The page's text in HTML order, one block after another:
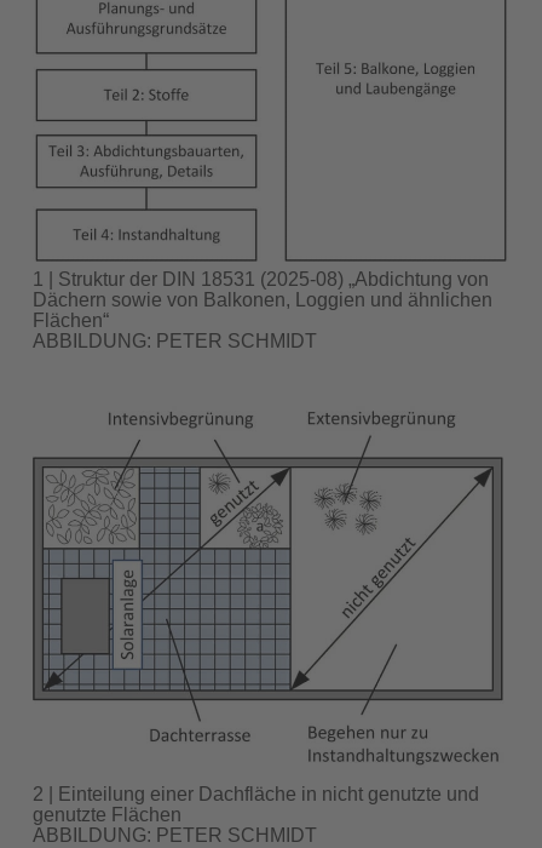
1 | Struktur der DIN 18531 (2025-08) „Abdichtung von
Dächern sowie von Balkonen, Loggien und ähnlichen
Flächen“
ABBILDUNG: PETER SCHMIDT
2 | Einteilung einer Dachfläche in nicht genutzte und
genutzte Flächen
ABBILDUNG: PETER SCHMIDT